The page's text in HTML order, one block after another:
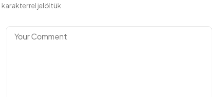
karakterrel jelöltük